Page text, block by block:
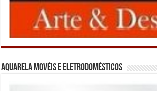
Aquarela Movéis e Eletrodomésticos